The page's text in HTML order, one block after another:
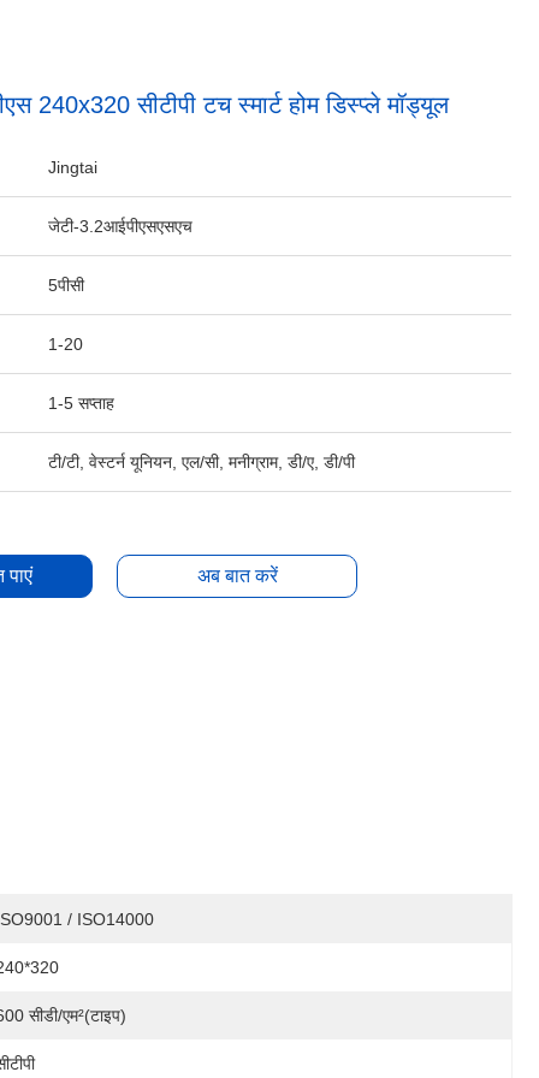
240x320 सीटीपी टच स्मार्ट होम डिस्प्ले मॉड्यूल
Jingtai
जेटी-3.2आईपीएसएसएच
5पीसी
1-20
1-5 सप्ताह
टी/टी, वेस्टर्न यूनियन, एल/सी, मनीग्राम, डी/ए, डी/पी
अब बात करें
/ ISO14000
सीडी/एम²(टाइप)